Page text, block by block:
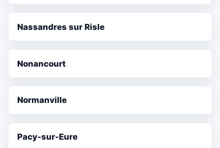
Nassandres sur Risle
Nonancourt
Normanville
Pacy-sur-Eure